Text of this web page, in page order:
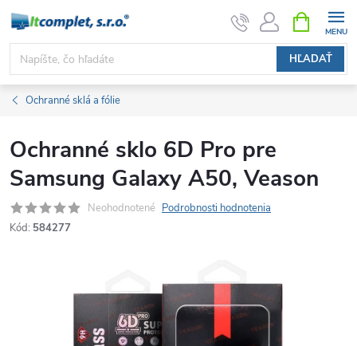
Prejsť
obsah
HĽADAŤ
KOŠÍK
Ochranné sklá a fólie
Ochranné sklo 6D Pro pre
Samsung Galaxy A50, Veason
Neohodnotené Podrobnosti hodnotenia
Kód: 584277